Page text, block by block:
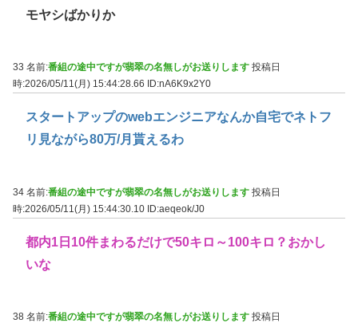
モヤシばかりか
33 名前:番組の途中ですが翡翠の名無しがお送りします 投稿日
時:2026/05/11(月) 15:44:28.66
ID:nA6K9x2Y0
スタートアップのwebエンジニアなんか自宅でネトフ
リ見ながら80万/月貰えるわ
34 名前:番組の途中ですが翡翠の名無しがお送りします 投稿日
時:2026/05/11(月) 15:44:30.10 ID:aeqeok/J0
都内1日10件まわるだけで50キロ～100キロ？おかし
いな
38 名前:番組の途中ですが翡翠の名無しがお送りします 投稿日